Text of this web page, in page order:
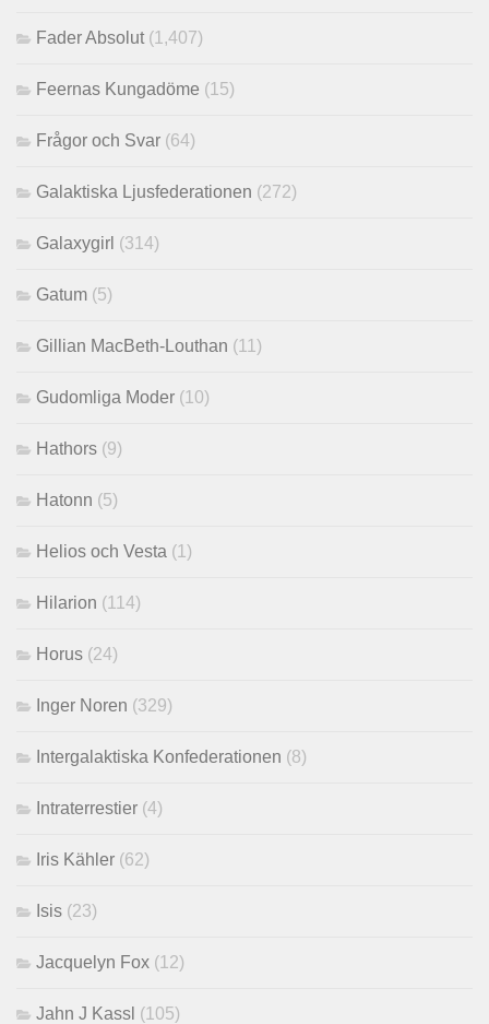
Fader Absolut (1,407)
Feernas Kungadöme (15)
Frågor och Svar (64)
Galaktiska Ljusfederationen (272)
Galaxygirl (314)
Gatum (5)
Gillian MacBeth-Louthan (11)
Gudomliga Moder (10)
Hathors (9)
Hatonn (5)
Helios och Vesta (1)
Hilarion (114)
Horus (24)
Inger Noren (329)
Intergalaktiska Konfederationen (8)
Intraterrestier (4)
Iris Kähler (62)
Isis (23)
Jacquelyn Fox (12)
Jahn J Kassl (105)